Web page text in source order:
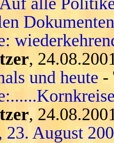
,
und heute -
,
23. August